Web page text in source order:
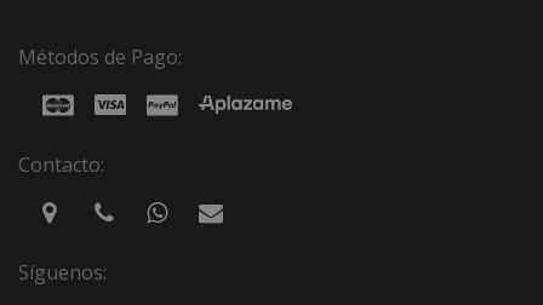
Métodos de Pago:
Contacto:
Síguenos: